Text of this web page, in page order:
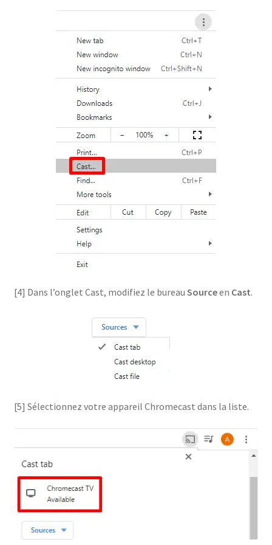
[4] Dans l’onglet Cast, modifiez le bureau Sourceen Cast.
[5] Sélectionnez votre appareil Chromecast dans la liste.